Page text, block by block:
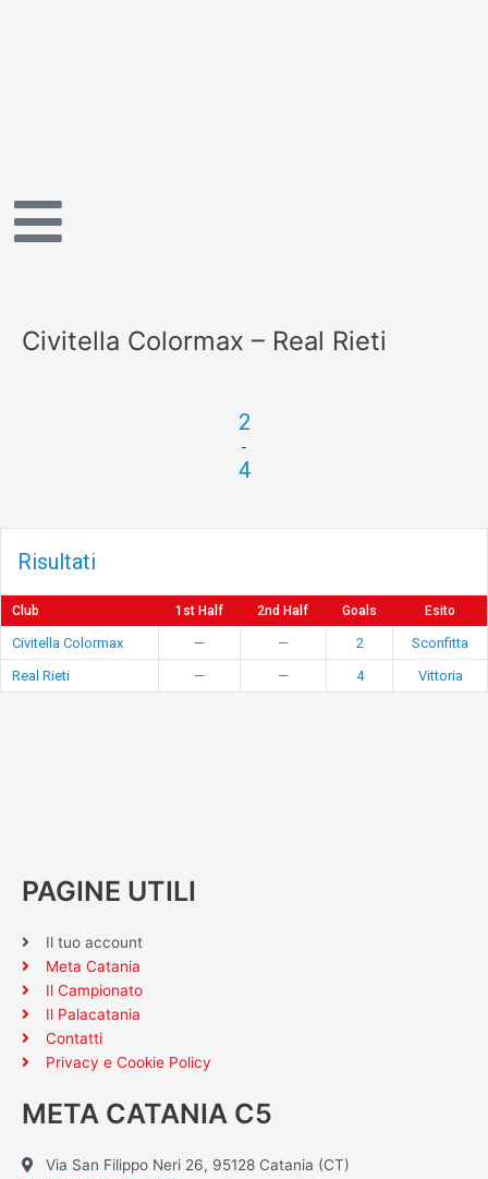
Civitella Colormax – Real Rieti
2
-
4
Risultati
Club 1st Half 2nd Half Goals Esito
Civitella Colormax — — 2
Sconfitta
Real Rieti
— — 4 Vittoria
PAGINE UTILI
Il tuo account
Meta Catania
Il Campionato
Il Palacatania
Contatti
Privacy e Cookie Policy
META CATANIA C5
Via San Filippo Neri 26, 95128 Catania (CT)